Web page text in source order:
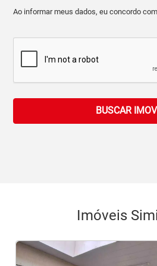
Ao informar meus dados, eu concordo
BUSCAR
Imóveis